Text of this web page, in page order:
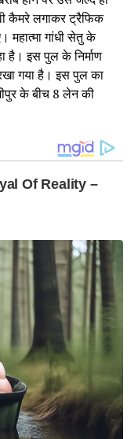
कैमरे लगाकर ट्रैफिक
महात्मा गांधी सेतु के
है। इस पुल के निर्माण
गया है। इस पुल का
के बीच 8 लेन की